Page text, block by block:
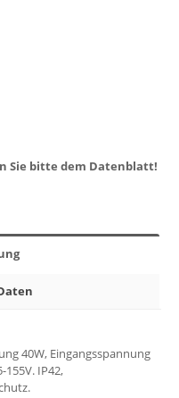
Sie bitte dem Datenblatt!
40W, Eingangsspannung
IP42,